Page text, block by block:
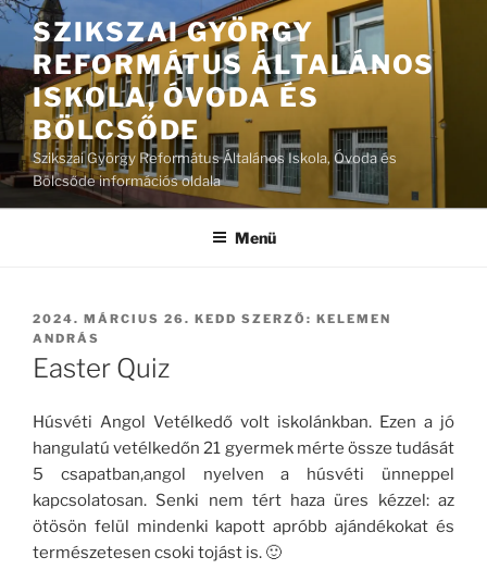
Tartalomhoz
SZIKSZAI GYÖRGY
REFORMÁTUS ÁLTALÁNOS
ISKOLA, ÓVODA ÉS
BÖLCSŐDE
Szikszai György Református Általános Iskola, Óvoda és
Bölcsőde információs oldala
Menü
BEKÜLDVE:
2024. MÁRCIUS 26. KEDD SZERZŐ: KELEMEN
ANDRÁS
Easter Quiz
Húsvéti Angol Vetélkedő volt iskolánkban. Ezen a jó
hangulatú vetélkedőn 21 gyermek mérte össze tudását
5 csapatban,angol nyelven a húsvéti ünneppel
kapcsolatosan. Senki nem tért haza üres kézzel: az
ötösön felül mindenki kapott apróbb ajándékokat és
természetesen csoki tojást is. 🙂